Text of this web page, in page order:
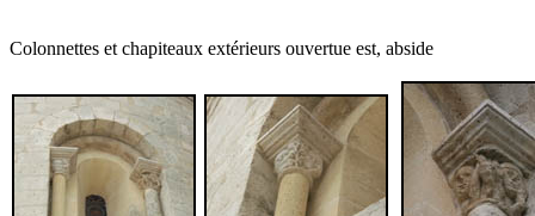
Colonnettes et chapiteaux extérieurs ouvertue est, abside